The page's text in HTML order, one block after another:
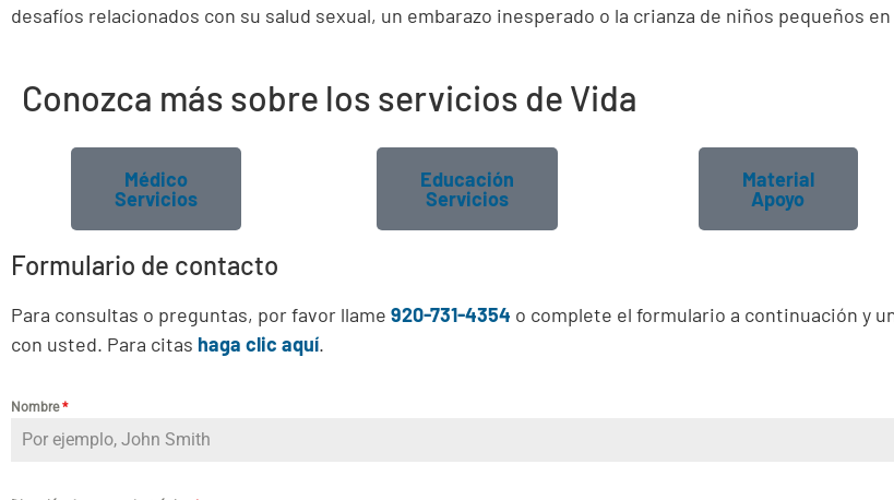
desafíos relacionados con su salud sexual, un embarazo inesperado o la crianza de niños pequeños
Conozca más sobre los servicios de Vida
Médico
Servicios
Educación
Servicios
Material
Apoyo
Formulario de contacto
Para consultas o preguntas, por favor llame 920-731-4354 o complete el formulario a continuación y
con usted. Para citas haga clic aquí.
Nombre*